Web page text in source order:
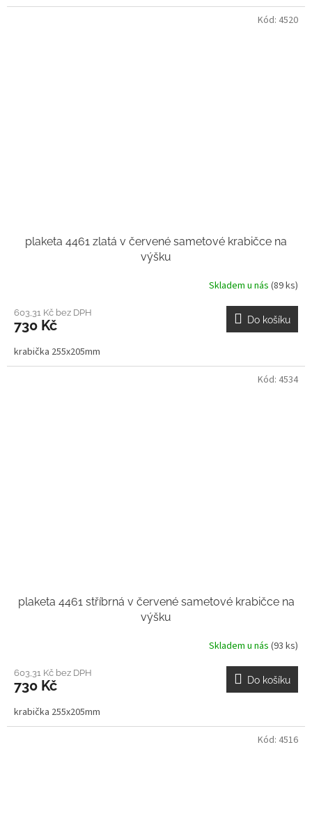
plaketa 4461 zlatá v červené sametové krabičce na
výšku
Skladem u nás (89 ks)
603,31 Kč bez DPH
730 Kč Do košíku
krabička 255x205mm
Kód: 4520
plaketa 4461 stříbrná v červené sametové krabičce na
výšku
Skladem u nás (93 ks)
603,31 Kč bez DPH
730 Kč Do košíku
krabička 255x205mm
Kód: 4534
Kód: 4516